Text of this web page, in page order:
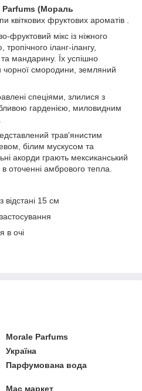
(Мораль
квіткових фруктових ароматів .
фруктовий мікс із ніжного
іланг-ілангу,
мандарину. Їх успішно
чорної смородини, земляний
спеціями, злилися з
гарденією, миловидним
трав'янистим
білим мускусом та
акорди грають мексиканський
оточенні амбрового тепла.
відстані 15 см
в очі
Morale Parfums
Україна
Парфумована вода
Мас маркет